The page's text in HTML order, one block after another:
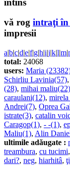
vă rog intraţi în
impresii
a|b|c|d|e|f|g|h|i|j|k|l|m|
total: 24068
users: Maria
Schirliu Lavinia(57),
(28), mihai maliu(22)
caraulani(12),
Andrei(7), Oprea
istrate(3), catalin
Caragop(1), - -(1),
Maliu(1), Alin
ultimile adăugate :
treambura, cu tucimi,
dari?, neg, hiarhitâ,